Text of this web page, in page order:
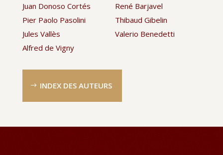
Juan Donoso Cortés
Pier Paolo Pasolini
Jules Vallès
Alfred de Vigny
René Barjavel
Thibaud Gibelin
Valerio Benedetti
INDEX DES AUTEURS